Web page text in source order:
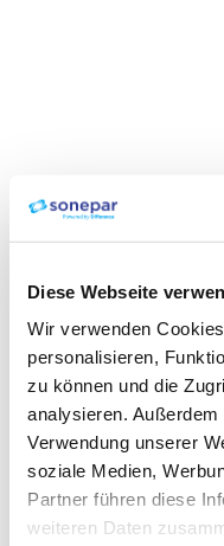
Diese Webseite
Wir verwenden
personalisieren,
zu können und die
analysieren.
Verwendung unserer
soziale Medien,
Partner führen diese
weiteren Daten